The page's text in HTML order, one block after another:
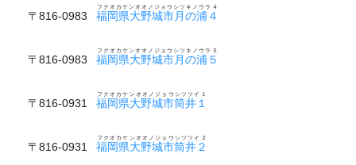
〒816-0983 福岡県大野城市月の浦４
フクオカケンオオノジョウシツキノウラ４
〒816-0983 福岡県大野城市月の浦５
フクオカケンオオノジョウシツキノウラ５
〒816-0931 福岡県大野城市筒井１
フクオカケンオオノジョウシツツイ１
〒816-0931 福岡県大野城市筒井２
フクオカケンオオノジョウシツツイ２